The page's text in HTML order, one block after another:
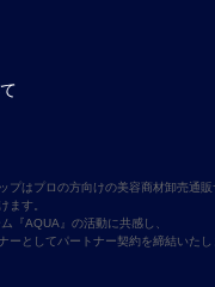
プはプロの方向けの美容商材卸売通販
ます。
『AQUA』の活動に共感し、
ーとしてパートナー契約を締結いたし